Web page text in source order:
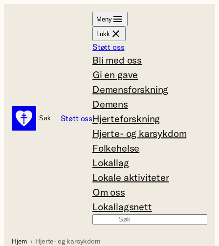
Søk
Søk Støtt oss
Meny
Lukk
Støtt oss
Bli med oss
Gi en gave
Demensforskning
Demens
Hjerteforskning
Hjerte- og karsykdom
Folkehelse
Lokallag
Lokale aktiviteter
Om oss
Lokallagsnett
Hjem Hjerte- og karsykdom